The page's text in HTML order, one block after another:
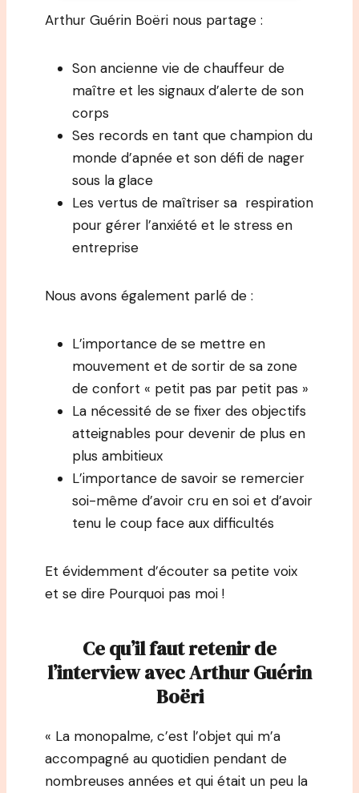
Arthur Guérin Boëri nous partage :
Son ancienne vie de chauffeur de
maître et les signaux d’alerte de son
corps
Ses records en tant que champion du
monde d’apnée et son défi de nager
sous la glace
Les vertus de maîtriser sa respiration
pour gérer l’anxiété et le stress en
entreprise
Nous avons également parlé de :
L’importance de se mettre en
mouvement et de sortir de sa zone
de confort « petit pas par petit pas »
La nécessité de se fixer des objectifs
atteignables pour devenir de plus en
plus ambitieux
L’importance de savoir se remercier
soi-même d’avoir cru en soi et d’avoir
tenu le coup face aux difficultés
Et évidemment d’écouter sa petite voix
et se dire Pourquoi pas moi !
Ce qu’il faut retenir de
l’interview avec Arthur Guérin
Boëri
« La monopalme, c’est l’objet qui m’a
accompagné au quotidien pendant de
nombreuses années et qui était un peu la